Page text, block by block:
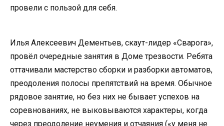
провели с пользой для себя.
Илья Алексеевич Дементьев, скаут-лидер «Сварога»,
провёл очередные занятия в Доме трезвости. Ребята
оттачивали мастерство сборки и разборки автоматов,
преодоления полосы препятствий на время. Обычное
рядовое занятие, но без них не бывает успехов на
соревнованиях, не выковываются характеры, когда
через преодоление неумения и отчаяния («у меня не